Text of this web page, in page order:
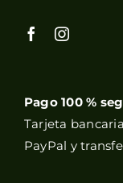
Pago 100 %
Tarjeta
PayPal y